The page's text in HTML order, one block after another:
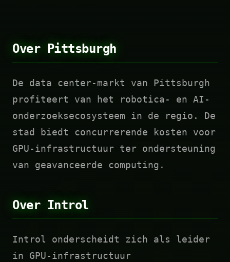
Over Pittsburgh
De data center-markt van Pittsburgh
profiteert van het robotica- en AI-
onderzoeksecosysteem in de regio. De
stad biedt concurrerende kosten voor
GPU-infrastructuur ter ondersteuning
van geavanceerde computing.
Over Introl
Introl onderscheidt zich als leider
in GPU-infrastructuur